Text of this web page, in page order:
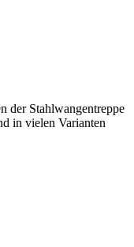
der Stahlwangentreppe
in vielen Varianten